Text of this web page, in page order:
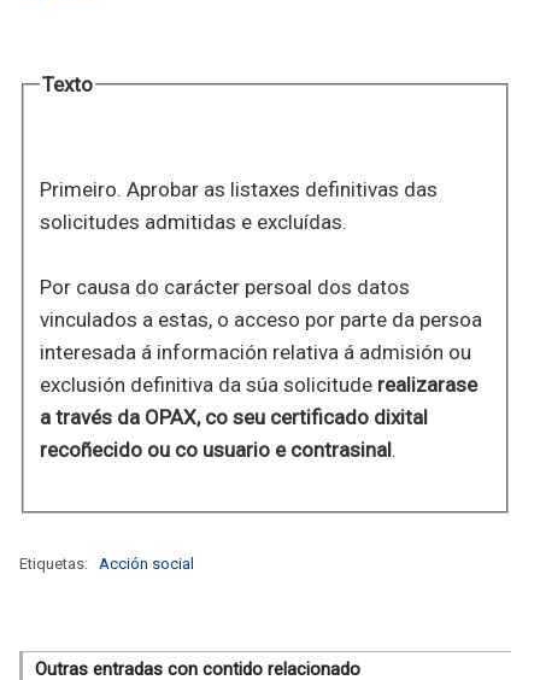
Texto
Primeiro. Aprobar as listaxes definitivas das
solicitudes admitidas e excluídas.
Por causa do carácter persoal dos datos
vinculados a estas, o acceso por parte da persoa
interesada á información relativa á admisión ou
exclusión definitiva da súa solicitude realizarase
a través da OPAX, co seu certificado dixital
recoñecido ou co usuario e contrasinal.
Etiquetas: Acción social
Outras entradas con contido relacionado